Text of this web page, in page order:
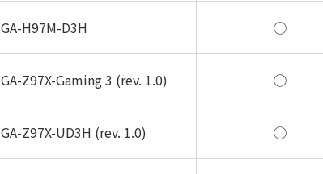
GA-H97M-D3H ◯
GA-Z97X-Gaming 3 (rev. 1.0) ◯
GA-Z97X-UD3H (rev. 1.0) ◯